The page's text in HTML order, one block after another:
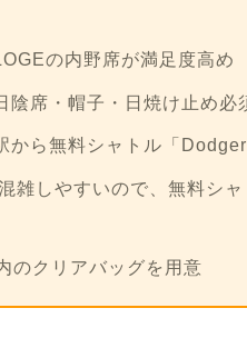
の内野席が満足度高め
陰席・帽子・日焼け止め必
から無料シャトル「
雑しやすいので、無料シ
のクリアバッグを用意